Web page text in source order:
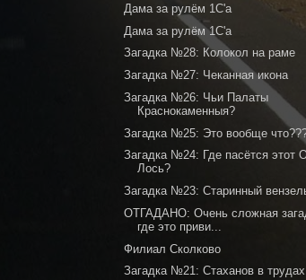
Дама за рулём 1C'а
Дама за рулём 1C'а
Загадка №28: Колокол на раме
Загадка №27: Чеканная икона
Загадка №26: Чьи Палаты
Краснокаменныя?
Загадка №25: Это вообще
Загадка №24: Где пасётся этот
Лось?
Загадка №23: Старинный
ОТГАДАНО: Очень сложная
где это приви...
Филиал Сколково
Загадка №21: Стаханов в трудах